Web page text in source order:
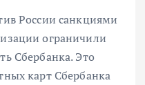
России санкциями
ограничили
Сбербанка. Это
карт Сбербанка